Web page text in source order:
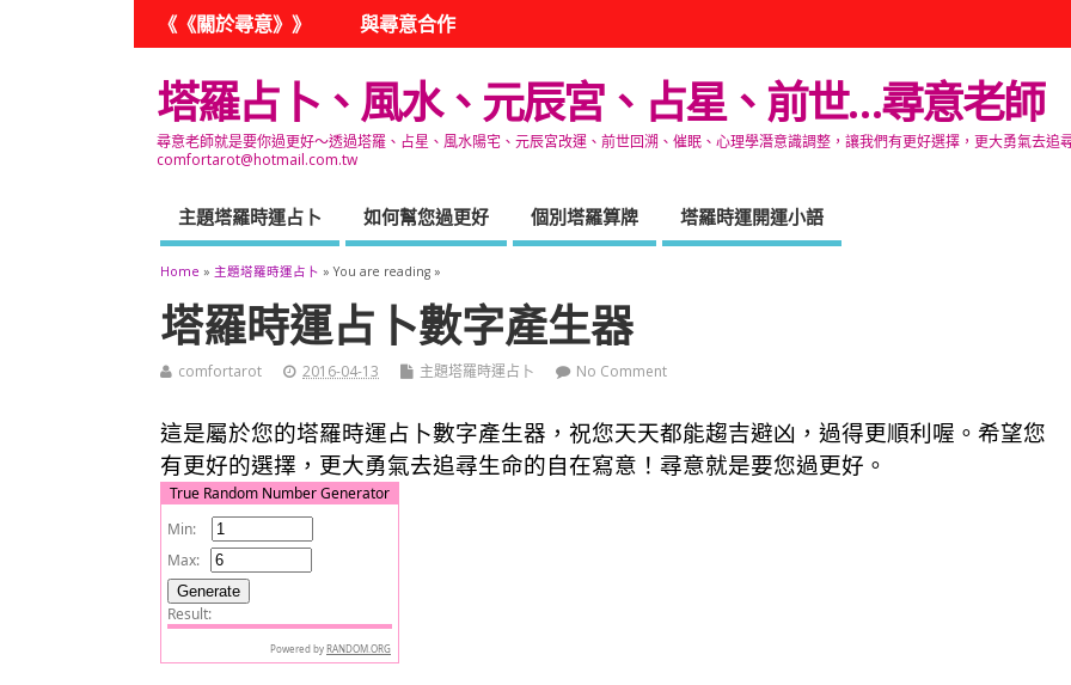
《《關於尋意》》 與尋意合作
塔羅占卜、風水、元辰宮、占星、前世…尋意老師
尋意老師就是要你過更好～透過塔羅、占星、風水陽宅、元辰宮改運、前世回溯、催眠、心理學潛意識調整，讓我們有更好選擇，更大勇氣去
comfortarot@hotmail.com.tw
主題塔羅時運占卜 如何幫您過更好 個別塔羅算牌 塔羅時運開運小語
Home » 主題塔羅時運占卜 » You are reading »
塔羅時運占卜數字產生器
comfortarot 2016-04-13 主題塔羅時運占卜 No Comment
這是屬於您的塔羅時運占卜數字產生器，祝您天天都能趨吉避凶，過得更順利喔。希望您
有更好的選擇，更大勇氣去追尋生命的自在寫意！尋意就是要您過更好。